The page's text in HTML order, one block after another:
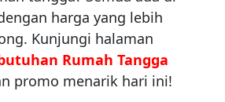
harga yang lebih
Kunjungi halaman
Rumah Tangga
promo menarik hari ini!